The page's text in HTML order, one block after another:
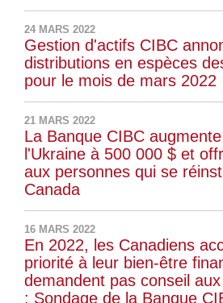
24 MARS 2022
Gestion d'actifs CIBC
distributions en espèces
pour le mois de mars 2022
21 MARS 2022
La Banque CIBC
l'Ukraine à 500 000 $ et
aux personnes qui se
Canada
16 MARS 2022
En 2022, les Canadiens
priorité à leur bien-être
demandent pas conseil
: Sondage de la Banque